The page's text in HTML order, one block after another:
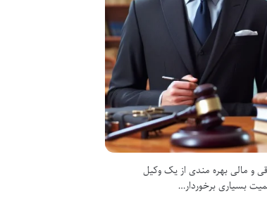
و مالی بهره مندی از یک وکیل
بسیاری برخوردار…